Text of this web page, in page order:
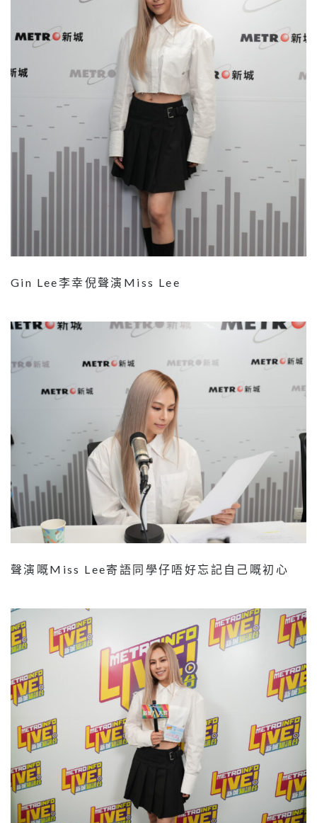
Gin Lee李幸倪聲演Miss Lee
聲演嘅Miss Lee寄語同學仔唔好忘記自己嘅初心